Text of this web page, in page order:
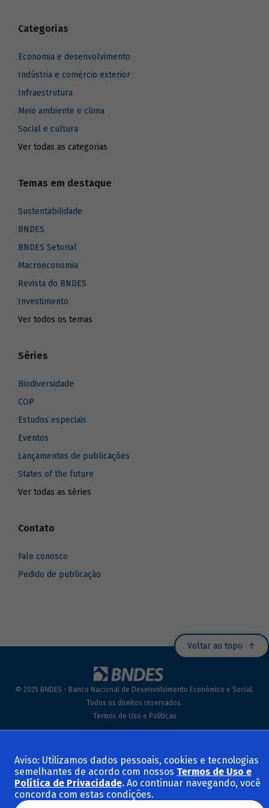
Categorias
Economia e desenvolvimento
Indústria e comércio exterior
Infraestrutura
Meio ambiente e clima
Social e cultura
Ver todas as categorias
Temas em destaque
Sustentabilidade
BNDES
BNDES Setorial
Macroeconomia
Revista do BNDES
Investimento
Ver todos os temas
Séries
Biodiversidade
COP
Estudos especiais
Eventos
Lançamentos de publicações
States of the future
Ver todas as séries
Contato
Fale conosco
Pedido de publicação
Voltar ao topo
© 2025 BNDES - Banco Nacional de Desenvolvimento Econômico e Social.
Todos os direitos reservados.
Termos de Uso e Políticas
Aviso: Utilizamos dados pessoais, cookies e tecnologias
semelhantes de acordo com nossos Termos de Uso e
Política de Privacidade. Ao continuar navegando, você
concorda com estas condições.